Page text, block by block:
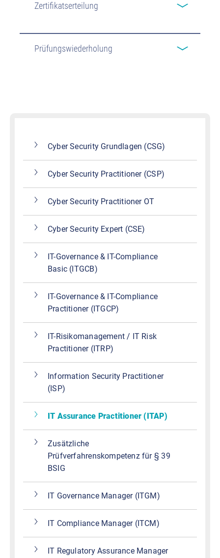
Zertifikatserteilung
Prüfungswiederholung
Cyber Security Grundlagen (CSG)
Cyber Security Practitioner (CSP)
Cyber Security Practitioner OT
Cyber Security Expert (CSE)
IT-Governance & IT-Compliance
Basic (ITGCB)
IT-Governance & IT-Compliance
Practitioner (ITGCP)
IT-Risikomanagement / IT Risk
Practitioner (ITRP)
Information Security Practitioner
(ISP)
IT Assurance Practitioner (ITAP)
Zusätzliche
Prüfverfahrenskompetenz für § 39
BSIG
IT Governance Manager (ITGM)
IT Compliance Manager (ITCM)
IT Regulatory Assurance Manager